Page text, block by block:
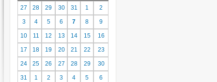
27
28 29 30 31 1 2
3 4 5 6 7 8 9
10 11 12 13 14 15 16
17 18 19 20 21 22 23
24 25 26 27 28 29 30
31 1 2 3 4 5 6